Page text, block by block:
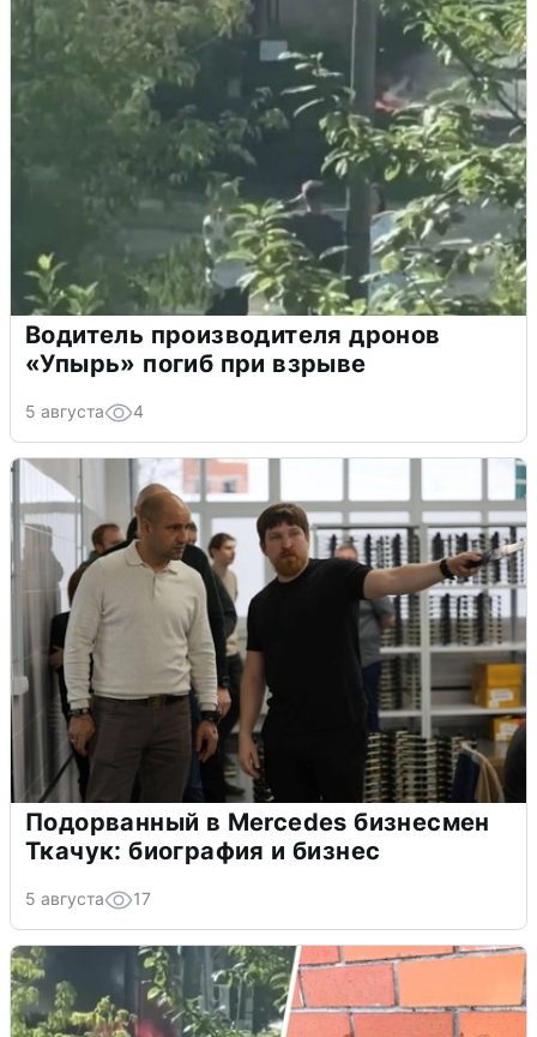
Водитель производителя дронов
«Упырь» погиб при взрыве
5 августа 4
Подорванный в Mercedes бизнесмен
Ткачук: биография и бизнес
5 августа 17